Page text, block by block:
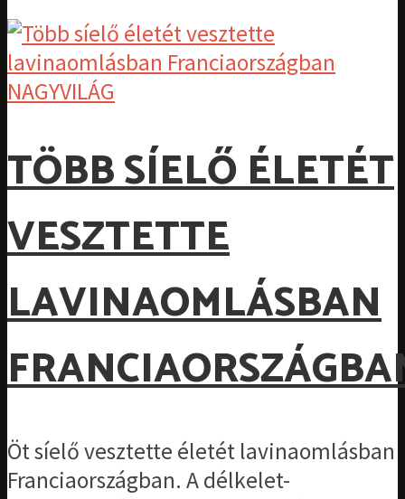
NAGYVILÁG
TÖBB SÍELŐ ÉLETÉT
VESZTETTE
LAVINAOMLÁSBAN
Öt síelő vesztette életét lavinaomlásban
Franciaországban. A délkelet-